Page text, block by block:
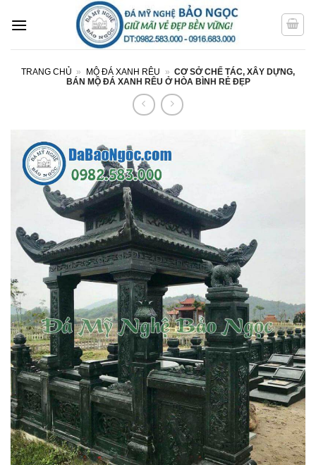
qua
TRANG CHỦ » MỘ ĐÁ XANH RÊU » CƠ SỞ CHẾ TÁC, XÂY DỰNG,
BÁN MỘ ĐÁ XANH RÊU Ở HÒA BÌNH RẺ ĐẸP